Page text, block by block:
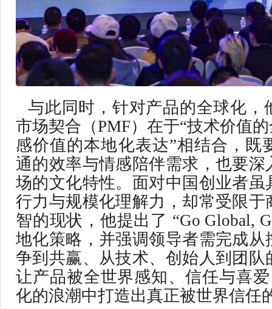
与此同时，针对产品的全球化，
市场契合（PMF）在于“技术价值
感价值的本地化表达”相结合，既
通的效率与情感陪伴需求，也要深
场的文化特性。面对中国创业者虽
行力与规模化理解力，却常受限于
智的现状，他提出了 “Go Global,
地化策略，并强调领导者需完成从
争到共赢、从技术、创始人到团队
让产品被全世界感知、信任与喜
化的浪潮中打造出真正被世界信任